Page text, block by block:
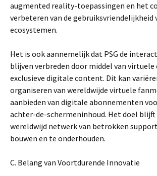
augmented reality-toepassingen en het
verbeteren van de gebruiksvriendelijkheid
ecosystemen.
Het is ook aannemelijk dat PSG de
blijven verbreden door middel van virtuele
exclusieve digitale content. Dit kan
organiseren van wereldwijde virtuele
aanbieden van digitale abonnementen
achter-de-schermeninhoud. Het doel blijft
wereldwijd netwerk van betrokken
bouwen en te onderhouden.
C. Belang van Voortdurende Innovatie